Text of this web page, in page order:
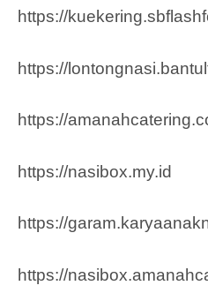
https://
https://
https://
https://nasibox.my.id
https://
https://